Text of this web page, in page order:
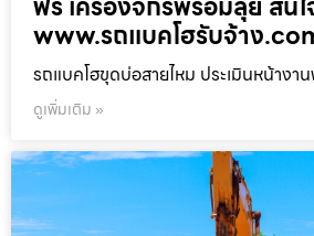
www.รถแบคโฮรับจ้าง
รถแบคโฮขุดบ่อสายไหม ประเมินหน้างาน
ดูเพิ่มเติม »